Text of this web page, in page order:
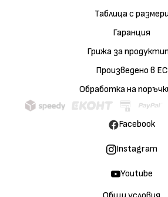
Таблица с
Гаранция
Грижа за
Произведено в ЕС
Обработка на
Facebook
Instagram
Youtube